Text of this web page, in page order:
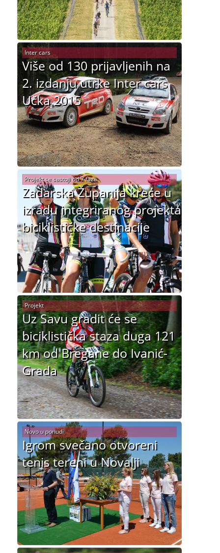
Više od 130 prijavljenih na
2. izdanju utrke Inter cars
Učka 2015
Inter cars
Zadarska Županija kreće u
izradu integriranog projekta
biciklističke destinacije
Projekt se sastoji od 7 faza
Uz Savu gradit će se
biciklistička staza duga 121
km od Bregane do Ivanić-
Grada
Projekt
Igrom svečano otvoreni
tenis tereni u Novalji
Novo u ponudi